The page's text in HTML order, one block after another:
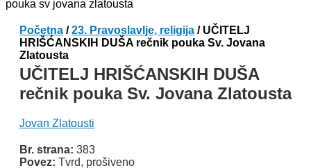
Početna /23. Pravoslavlje, religija / UČITELJ
HRIŠĆANSKIH DUŠA rečnik pouka Sv. Jovana
Zlatousta
UČITELJ HRIŠĆANSKIH DUŠA
rečnik pouka Sv. Jovana Zlatousta
Jovan Zlatousti
Br. strana: 383
Povez: Tvrd, prošiveno